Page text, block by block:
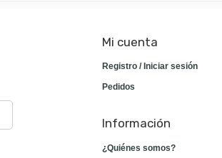
Mi cuenta
Registro / Iniciar sesión
Pedidos
Información
¿Quiénes somos?